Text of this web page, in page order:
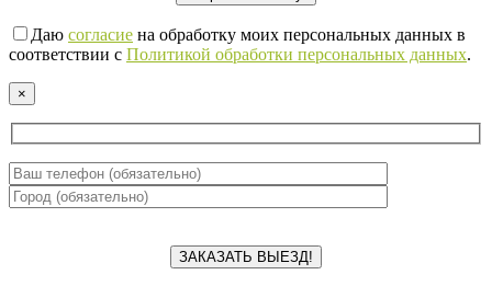
Даю согласие на обработку моих персональных данных в
соответствии с Политикой обработки персональных данных.
×